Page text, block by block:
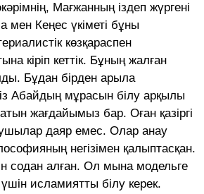
Мағжанның іздеп жүргені
мен Кеңес үкіметі бұны
көзқараспен
кіріп кеттік. Бұның жалған
Бұдан бірден арыла
Абайдың мұрасын білу арқылы
жағдайымыз бар. Оған қазіргі
даяр емес. Олар анау
негізімен қалыптасқан.
содан алған. Ол мына модельге
исламиятты білу керек.